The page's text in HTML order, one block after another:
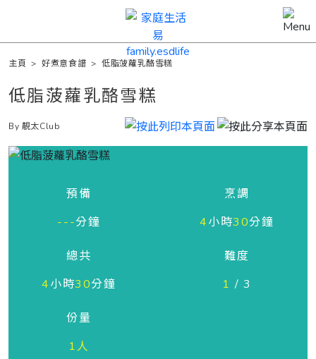
主頁 >好煮意食譜 >低脂菠蘿乳酪雪糕
低脂菠蘿乳酪雪糕
By 靚太Club
預備
---分鐘
烹調
4小時30分鐘
總共
4小時30分鐘
難度
1 / 3
份量
1人